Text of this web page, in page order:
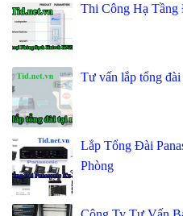
Thi Công Hạ Tầng
Tư vấn lắp tổng đài
Lắp Tổng Đài
Phòng